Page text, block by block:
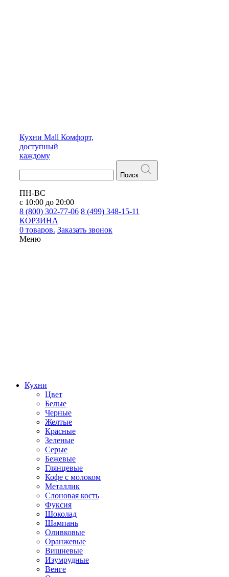
Кухни Mall Комфорт,
доступный
каждому
Поиск
ПН-ВС
с 10:00 до 20:00
8 (800) 302-77-06 8 (499) 348-15-11
КОРЗИНА
0 товаров. Заказать звонок
Меню
Кухни
Цвет
Белые
Черные
Желтые
Красные
Зеленые
Серые
Бежевые
Глянцевые
Кофе с молоком
Металлик
Слоновая кость
Фуксия
Шоколад
Шампань
Оливковые
Оранжевые
Вишневые
Изумрудные
Венге